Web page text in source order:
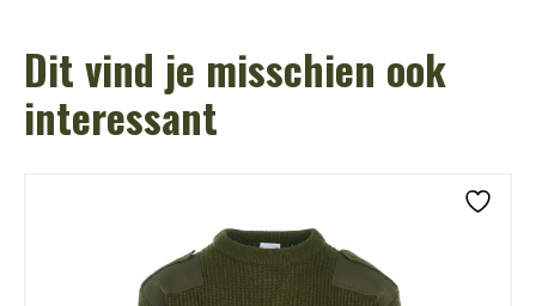
Dit vind je misschien ook
interessant